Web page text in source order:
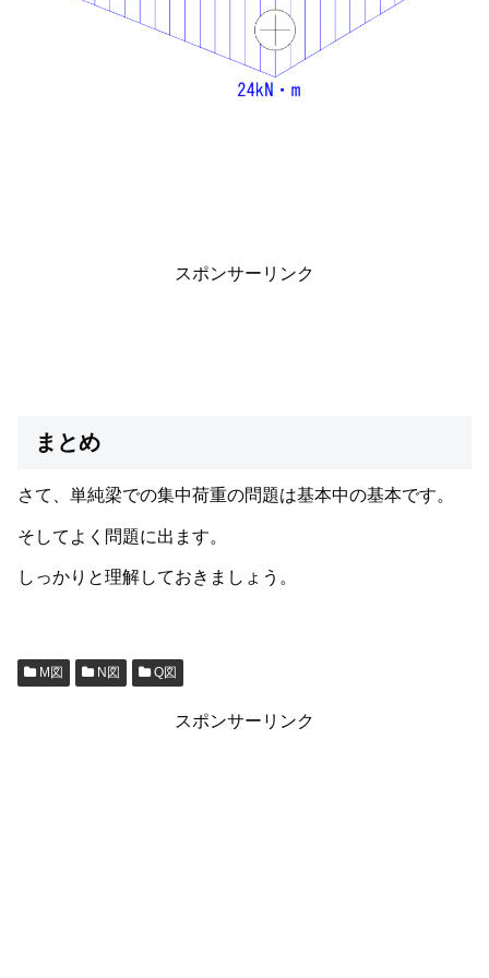
スポンサーリンク
まとめ
さて、単純梁での集中荷重の問題は基本中の基本です。
そしてよく問題に出ます。
しっかりと理解しておきましょう。
M図 N図 Q図
スポンサーリンク